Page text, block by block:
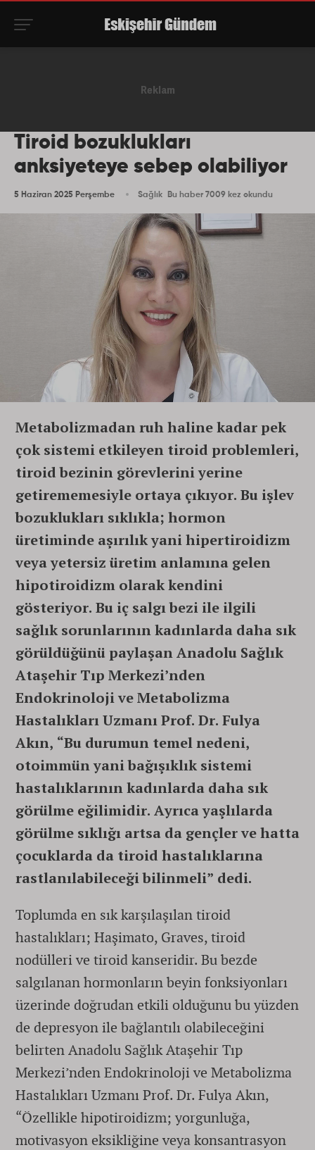
Tiroid bozuklukları
anksiyeteye sebep olabiliyor
5 Haziran 2025 Perşembe Sağlık Bu haber 7009 kez okundu
Metabolizmadan ruh haline kadar pek
çok sistemi etkileyen tiroid problemleri,
tiroid bezinin görevlerini yerine
getirememesiyle ortaya çıkıyor. Bu işlev
bozuklukları sıklıkla; hormon
üretiminde aşırılık yani hipertiroidizm
veya yetersiz üretim anlamına gelen
hipotiroidizm olarak kendini
gösteriyor. Bu iç salgı bezi ile ilgili
sağlık sorunlarının kadınlarda daha sık
görüldüğünü paylaşan Anadolu Sağlık
Ataşehir Tıp Merkezi’nden
Endokrinoloji ve Metabolizma
Hastalıkları Uzmanı Prof. Dr. Fulya
Akın, “Bu durumun temel nedeni,
otoimmün yani bağışıklık sistemi
hastalıklarının kadınlarda daha sık
görülme eğilimidir. Ayrıca yaşlılarda
görülme sıklığı artsa da gençler ve hatta
çocuklarda da tiroid hastalıklarına
rastlanılabileceği bilinmeli” dedi.
Toplumda en sık karşılaşılan tiroid
hastalıkları; Haşimato, Graves, tiroid
nodülleri ve tiroid kanseridir. Bu bezde
salgılanan hormonların beyin fonksiyonları
üzerinde doğrudan etkili olduğunu bu yüzden
de depresyon ile bağlantılı olabileceğini
belirten Anadolu Sağlık Ataşehir Tıp
Merkezi’nden Endokrinoloji ve Metabolizma
Hastalıkları Uzmanı Prof. Dr. Fulya Akın,
“Özellikle hipotiroidizm; yorgunluğa,
motivasyon eksikliğine veya konsantrasyon